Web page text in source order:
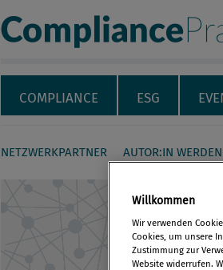
Compliance
Servicenavigation
COMPLIANCE ESG
NETZWERKPARTNER AUTOR:IN WERDEN
Willkommen
Wir verwenden
Cookies, um unsere
Zustimmung zur
Website widerrufen.